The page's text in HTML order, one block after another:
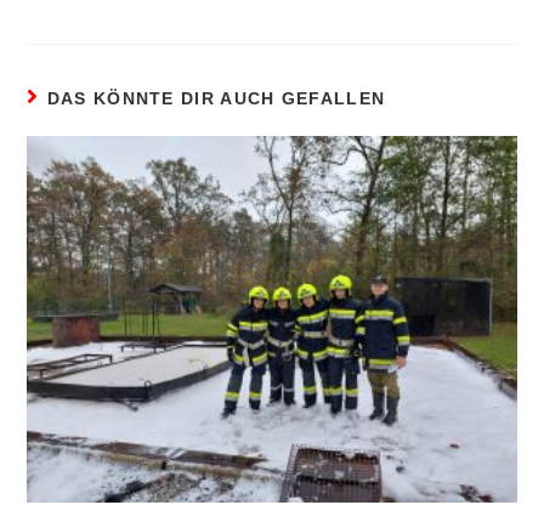
DAS KÖNNTE DIR AUCH GEFALLEN